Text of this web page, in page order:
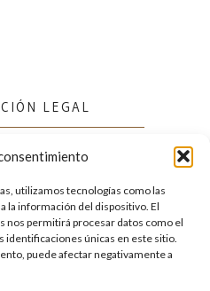
utilizamos tecnologías como las
la información del dispositivo. El
nos permitirá procesar datos como el
identificaciones únicas en este sitio.
puede afectar negativamente a
LEGAL